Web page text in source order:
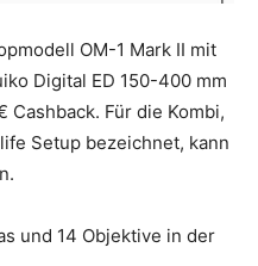
OM-1 Mark II mit
Digital ED 150-400 mm
Cashback. Für die Kombi,
Setup bezeichnet, kann
und 14 Objektive in der